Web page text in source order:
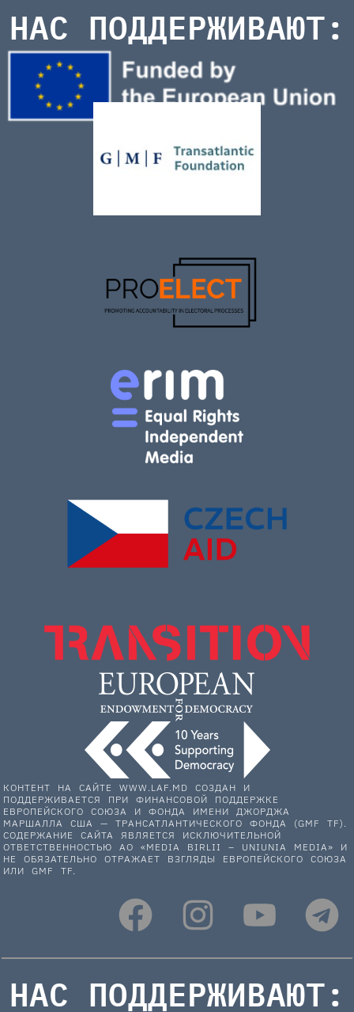
НАС ПОДДЕРЖИВАЮТ:
КОНТЕНТ НА САЙТЕ WWW.LAF.MD СОЗДАН И
ПОДДЕРЖИВАЕТСЯ ПРИ ФИНАНСОВОЙ ПОДДЕРЖКЕ
ЕВРОПЕЙСКОГО СОЮЗА И ФОНДА ИМЕНИ ДЖОРДЖА
МАРШАЛЛА США — ТРАНСАТЛАНТИЧЕСКОГО ФОНДА (GMF TF).
СОДЕРЖАНИЕ САЙТА ЯВЛЯЕТСЯ ИСКЛЮЧИТЕЛЬНОЙ
ОТВЕТСТВЕННОСТЬЮ АО «MEDIA BIRLII – UNIUNIA MEDIA» И
НЕ ОБЯЗАТЕЛЬНО ОТРАЖАЕТ ВЗГЛЯДЫ ЕВРОПЕЙСКОГО СОЮЗА
ИЛИ GMF TF.
НАС ПОДДЕРЖИВАЮТ: